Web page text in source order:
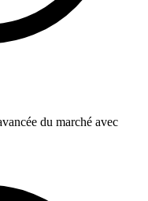
du marché avec